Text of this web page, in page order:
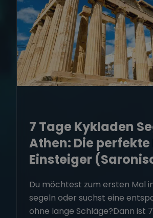
7 Tage Kykladen
Athen: Die
Einsteiger
Du möchtest zum ersten Mal
segeln oder suchst eine
ohne lange Schläge?Dann ist